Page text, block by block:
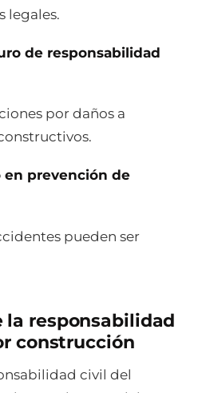
legales.
de responsabilidad
por daños a
en prevención de
pueden ser
responsabilidad
construcción
civil del